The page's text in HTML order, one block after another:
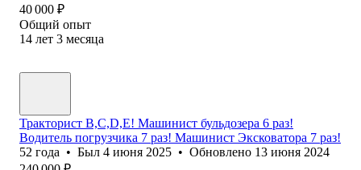
40 000 ₽
Общий опыт
14 лет 3 месяца
Тракторист B,C,D,E! Машинист бульдозера 6 раз!
Водитель погрузчика 7 раз! Машинист Эксковатора 7 раз!
52 года • Был 4 июня 2025 • Обновлено 13 июня 2024